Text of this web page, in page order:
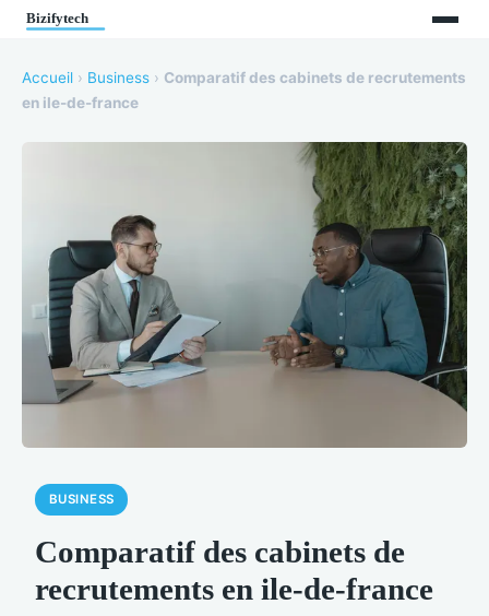
Accueil › Business › Comparatif des cabinets de recrutements
en ile-de-france
BUSINESS
Comparatif des cabinets de
recrutements en ile-de-france